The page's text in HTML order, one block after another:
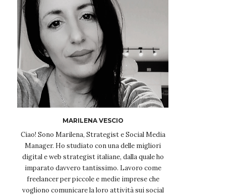
MARILENA VESCIO
Ciao! Sono Marilena, Strategist e Social Media
Manager. Ho studiato con una delle migliori
digital e web strategist italiane, dalla quale ho
imparato davvero tantissimo. Lavoro come
freelancer per piccole e medie imprese che
vogliono comunicare la loro attività sui social